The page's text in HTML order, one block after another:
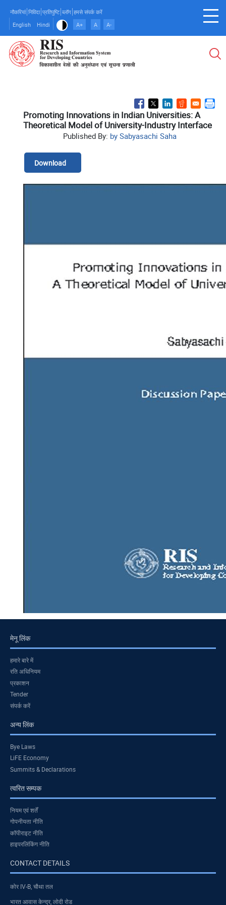
main
content
नौकरियां निविदा प्रतिपुष्टि ब्लॉग हमसे संपर्क करें
English
Hindi A+ A A-
Promoting Innovations in Indian Universities: A
Theoretical Model of University-Industry Interface
Published By: by Sabyasachi Saha
Download
मेनू लिंक
हमारे बारे में
रति अधिनियम
प्रकाशन
Tender
संपर्क करें
अन्य लिंक
Bye Laws
LiFE Economy
Summits & Declarations
त्वरित सम्पक
नियम एवं शर्तें
गोपनीयता नीति
कॉपीराइट नीति
हाइपरलिंकिंग नीति
CONTACT DETAILS
कोर IV-B, चौथा तल
भारत आवास केन्द्र, लोदी रोड